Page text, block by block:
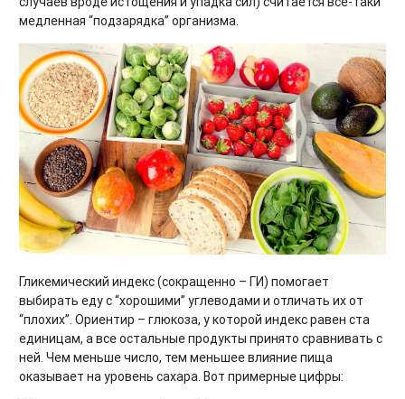
медленная “подзарядка” организма.
Гликемический индекс (сокращенно – ГИ) помогает
выбирать еду с “хорошими” углеводами и отличать их от
“плохих”. Ориентир – глюкоза, у которой индекс равен ста
единицам, а все остальные продукты принято сравнивать с
ней. Чем меньше число, тем меньшее влияние пища
оказывает на уровень сахара. Вот примерные цифры: